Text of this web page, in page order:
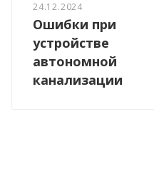
24.12.2024
Ошибки при
устройстве
автономной
канализации